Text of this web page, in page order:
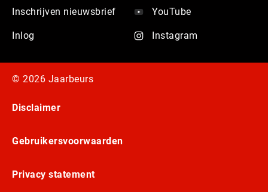
Inschrijven nieuwsbrief
Inlog
YouTube
Instagram
© 2026 Jaarbeurs
Disclaimer
Gebruikersvoorwaarden
Privacy statement